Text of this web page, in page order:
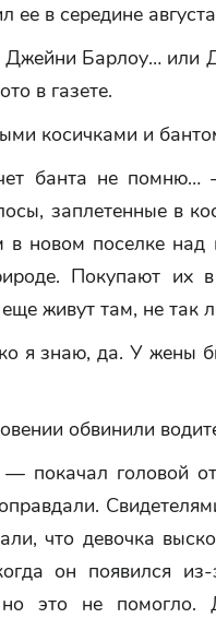
ее в середине
Барлоу… или
в газете.
косичками и
банта не помню…
заплетенные в
в новом поселке над
Покупают их
живут там, не так
я знаю, да. У жены
обвинили
покачал головой
что девочка
он появился
это не помогло.